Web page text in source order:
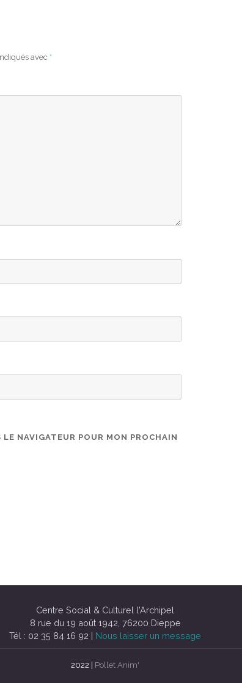
avec *
NAVIGATEUR POUR MON PROCHAIN
Centre Social & Culturel l'Archipel
8 rue du 19 août 1942, 76200 Dieppe
Tél : 02 35 84 16 92 | Nous laisser un message
2022 | Pollet Anim'